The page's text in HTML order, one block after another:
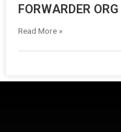
FORWARDER ORG
Read More »